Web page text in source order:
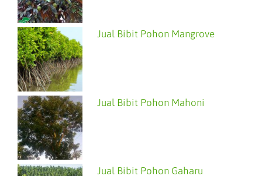
Jual Bibit Pohon Mangrove
Jual Bibit Pohon Mahoni
Jual Bibit Pohon Gaharu